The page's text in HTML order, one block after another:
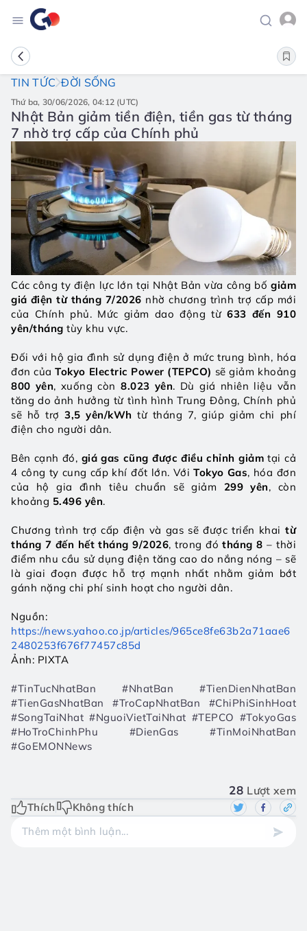
TIN TỨC ĐỜI SỐNG
thứ ba, 30/06/2026, 04:12 (UTC)
Nhật Bản giảm tiền điện, tiền gas từ tháng
7 nhờ trợ cấp của Chính phủ
Các công ty điện lực lớn tại Nhật Bản vừa công bố giảm
giá điện từ tháng 7/2026 nhờ chương trình trợ cấp mới
của Chính phủ. Mức giảm dao động từ 633 đến 910
yên/tháng tùy khu vực.
Đối với hộ gia đình sử dụng điện ở mức trung bình, hóa
đơn của Tokyo Electric Power (TEPCO)
800 yên, xuống còn 8.023 yên. Dù giá nhiên liệu vẫn
tăng do ảnh hưởng từ tình hình Trung Đông, Chính phủ
sẽ hỗ trợ 3,5 yên/kWh từ tháng 7, giúp giảm chi phí
điện cho người dân.
Bên cạnh đó, giá gas cũng được điều chỉnh giảm tại cả
4 công ty cung cấp khí đốt lớn. Với Tokyo Gas, hóa đơn
của hộ gia đình tiêu chuẩn sẽ giảm 299 yên, còn
khoảng 5.496 yên.
Chương trình trợ cấp điện và gas sẽ được triển khai từ
tháng 7 đến hết tháng 9/2026, trong đó tháng 8 – thời
điểm nhu cầu sử dụng điện tăng cao do nắng nóng – sẽ
là giai đoạn được hỗ trợ mạnh nhất nhằm giảm bớt
gánh nặng chi phí sinh hoạt cho người dân.
https://news.yahoo.co.jp/articles/965ce8fe63b2a71aae6
2480253f676f77457c85d
Ảnh: PIXTA
#TinTucNhatBan #NhatBan #TienDienNhatBan
#TienGasNhatBan #TroCapNhatBan #ChiPhiSinhHoat
#SongTaiNhat #NguoiVietTaiNhat #TEPCO #TokyoGas
#HoTroChinhPhu #DienGas #TinMoiNhatBan
#GoEMONNews
28 Lượt xem
Thích Không thích